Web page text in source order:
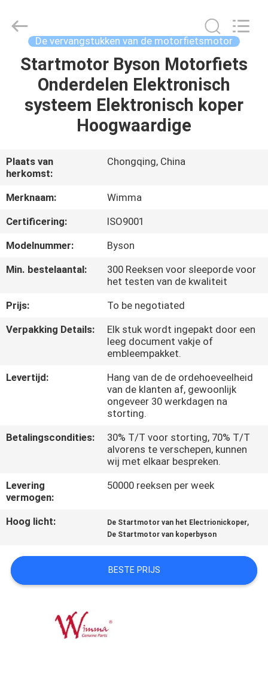
THUIS
PRODUCTEN
OVER
ONS
FABRIEKSTOCHT
KWALITEITSCONTROLE
NIEUWS
EEN
SITEMAP
PRIVACYBELEID
Spare
Parts
Reserved.
De vervangstukken van de motorfietsmotor
Startmotor Byson Motorfiets
Onderdelen Elektronisch
systeem Elektronisch koper
Hoogwaardige
Plaats van
herkomst:
Chongqing, China
Merknaam:
Wimma
Certificering:
ISO9001
Modelnummer:
Byson
Min. bestelaantal:
300 Reeksen voor sleeporde voor
het testen van de kwaliteit
Prijs:
To be negotiated
Verpakking Details:
Elk stuk wordt ingepakt door een
leeg document vakje of
embleempakket.
Levertijd:
Hang van de de ordehoeveelheid
van de klanten af, gewoonlijk
ongeveer 30 werkdagen na
storting.
Betalingscondities:
30% T/T voor storting, 70% T/T
alvorens te verschepen, kunnen
wij met elkaar bespreken.
Levering
vermogen:
50000 reeksen per week
Hoog licht: De Startmotor van het Electrionickoper,
De Startmotor van koperbyson
BESTE PRIJS